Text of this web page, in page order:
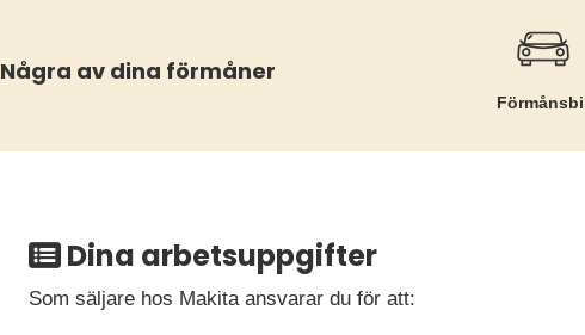
Några av dina förmåner
Dina arbetsuppgifter
Som säljare hos Makita ansvarar du för att: